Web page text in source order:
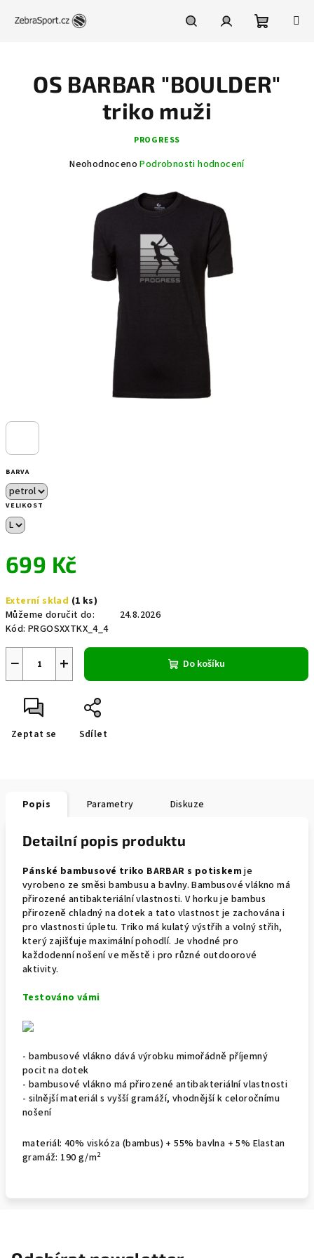
košík
BARVA
VELIKOST
699 Kč
cena:
Externí sklad (1 ks)
Můžeme doručit do:
24.8.2026
Kód: PRGOSXXTKX_4_4
+
− Do košíku
Zeptat se Sdílet
OS BARBAR "BOULDER"
triko muži
PROGRESS
Průměrné
hvězdiček.
Neohodnoceno Podrobnosti hodnocení
Popis Parametry Diskuze
Detailní popis produktu
Pánské bambusové triko BARBAR s potiskemje
vyrobeno ze směsi bambusu a bavlny. Bambusové vlákno má
přirozené antibakteriální vlastnosti. V horku je bambus
přirozeně chladný na dotek a tato vlastnost je zachována i
pro vlastnosti úpletu. Triko má kulatý výstřih a volný střih,
který zajišťuje maximální pohodlí. Je vhodné pro
každodenní nošení ve městě i pro různé outdoorové
aktivity.
Testováno vámi
- bambusové vlákno dává výrobku mimořádně příjemný
pocit na dotek
- bambusové vlákno má přirozené antibakteriální vlastnosti
- silnější materiál s vyšší gramáží, vhodnější k celoročnímu
nošení
materiál: 40% viskóza (bambus) + 55% bavlna + 5% Elastan
gramáž: 190 g/m2